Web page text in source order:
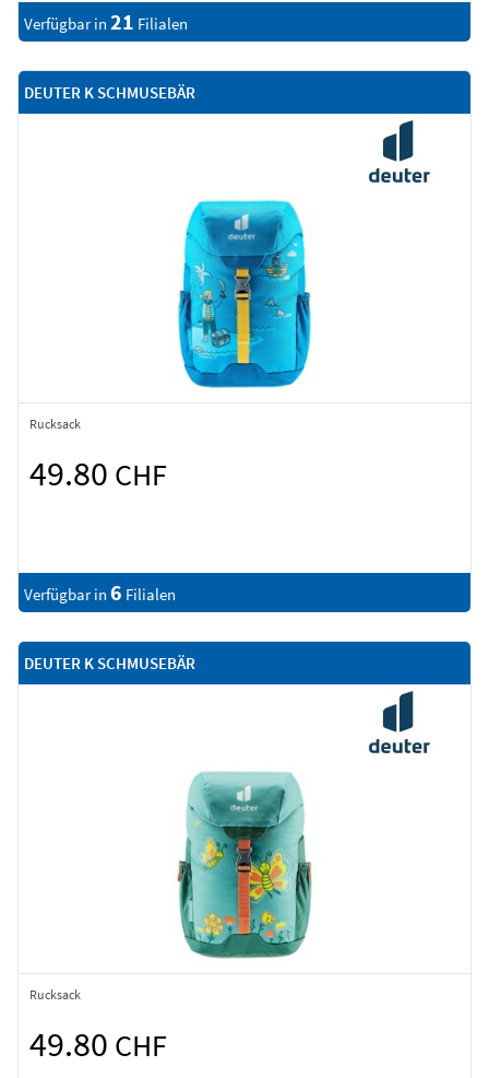
Verfügbar in 21 Filialen
DEUTER K SCHMUSEBÄR
Rucksack
49.80 CHF
Verfügbar in 6 Filialen
DEUTER K SCHMUSEBÄR
Rucksack
49.80 CHF